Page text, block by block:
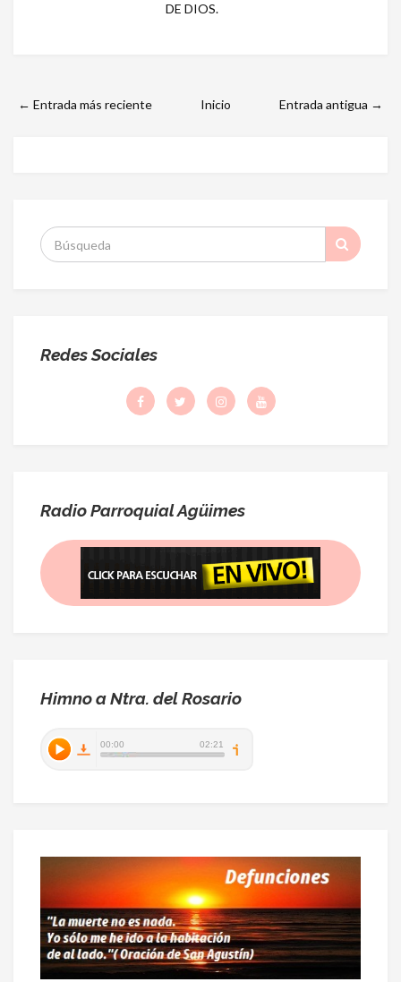
DE DIOS.
← Entrada más reciente Entrada antigua →
Inicio
S
:
Redes Sociales
Radio Parroquial Agüimes
Himno a Ntra. del Rosario